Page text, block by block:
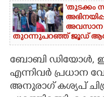
LITERATURE
ZOOM
CONTACT US
'തുടക്കം
അവസാന
തുറന്നുപറഞ്ഞ് ജൂഡ്
ബോബി ഡിയോൾ,
എന്നിവർ പ്രധാന
അനുരാഗ് കശ്യപ്